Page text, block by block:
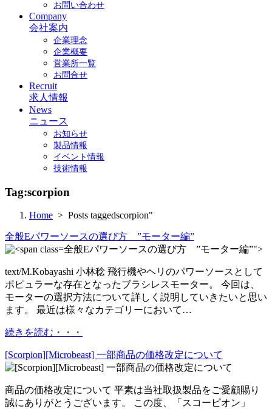
お問い合わせ
Company
会社案内
企業理念
企業概要
営業所一覧
お問合せ
Recruit
求人情報
News
ニュース
お知らせ
製品情報
イベント情報
技術情報
Tag:scorpion
Home > Posts taggedscorpion"
全般Eパワーソースの選び方 ”モーター編”
全般Eパワーソースの選び方 ”モーター編”">
text/M.Kobayashi 小林稔 飛行機やヘリのパワーソースとして
ポピュラーな存在となったブラシレスモーター。 今回は、
モーターの選択方法について詳しく説明していきたいと思い
ます。 最近は様々なカテゴリーにおいて…
続きを読む・・・
[Scorpion][Microbeast] 一部商品の価格改定について
商品の価格改定について 平素は当社取扱製品をご愛顧賜り
誠にありがとうございます。 この度、「スコーピオン」